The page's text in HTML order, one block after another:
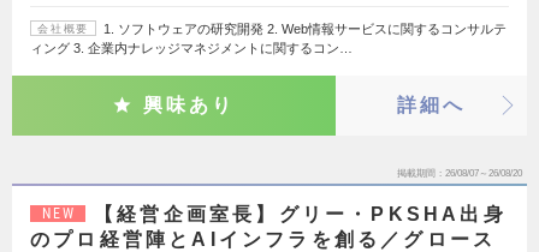
会社概要
1. ソフトウェアの研究開発 2. Web情報サービスに関するコンサルテ
ィング 3. 企業内ナレッジマネジメントに関するコン…
興味あり 詳細へ
掲載期間 26/08/07～26/08/20
NEW
【経営企画室長】グリー・PKSHA出身
のプロ経営陣とAIインフラを創る／グロース